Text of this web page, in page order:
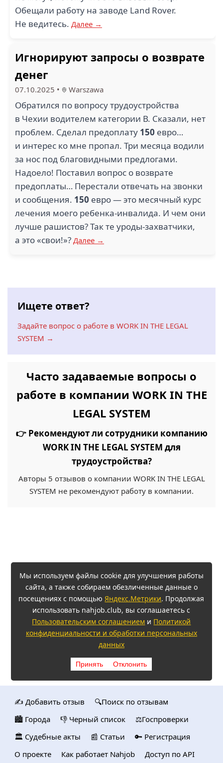
Обещали работу на заводе Land Rover.
Не ведитесь. Далее →
Игнорируют запросы о возврате
денег
07.10.2025 • Warszawa
Обратился по вопросу трудоустройства
в Чехии водителем категории В. Сказали, нет
проблем. Сделал предоплату 150 евро…
и интерес ко мне пропал. Три месяца водили
за нос под благовидными предлогами.
Надоело! Поставил вопрос о возврате
предоплаты… Перестали отвечать на звонки
и сообщения. 150 евро — это месячный курс
лечения моего ребенка-инвалида. И чем они
лучше рашистов? Так те уроды-захватчики,
а это «свои!»? Далее →
Ищете ответ?
Задайте вопрос о работе в WORK IN THE LEGAL
SYSTEM →
Часто задаваемые вопросы о
работе в компании WORK IN THE
LEGAL SYSTEM
👉 Рекомендуют ли сотрудники компанию
WORK IN THE LEGAL SYSTEM для
трудоустройства?
Авторы 5 отзывов о компании WORK IN THE LEGAL
SYSTEM не рекомендуют работу в компании.
Мы используем файлы cookie для улучшения работы
сайта, а также собираем обезличенные данные о
посещениях с помощьюЯндекс.Метрики. Продолжая
использовать nahjob.club, вы соглашаетесь с
Пользовательским соглашением и Политикой
конфиденциальности и обработки персональных
данных
Принять Отклонить
✍️ Добавить отзыв
🔍Поиск по отзывам
🏙️ Городa
👎 Черный список
⚖️Госпроверки
🏛️ Судебные акты
📰 Статьи
🔑 Регистрация
О проекте
Как работает Nahjob Доступ по API